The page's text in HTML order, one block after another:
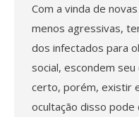
Com a vinda de
menos agressivas,
dos infectados para
social, escondem
certo, porém, existir
ocultação disso pode